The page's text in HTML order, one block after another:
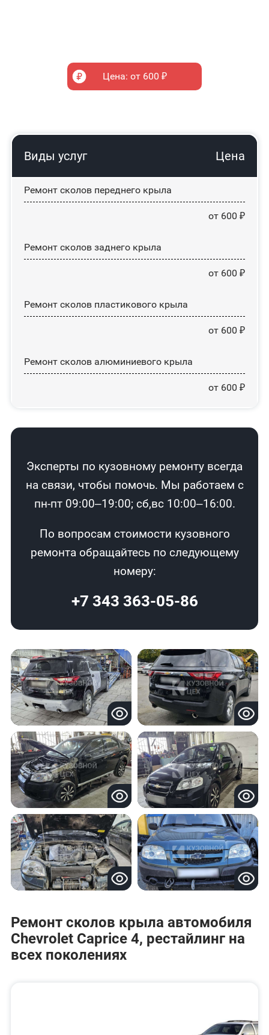
Цена: от 600 ₽
Виды услуг Цена
Ремонт сколов переднего крыла
от 600 ₽
Ремонт сколов заднего крыла
от 600 ₽
Ремонт сколов пластикового крыла
от 600 ₽
Ремонт сколов алюминиевого крыла
от 600 ₽
Эксперты по кузовному ремонту всегда
на связи, чтобы помочь. Мы работаем с
пн-пт 09:00–19:00; сб,вс 10:00–16:00.
По вопросам стоимости кузовного
ремонта обращайтесь по следующему
номеру:
+7 343 363-05-86
Ремонт сколов крыла автомобиля
Chevrolet Caprice 4, рестайлинг на
всех поколениях